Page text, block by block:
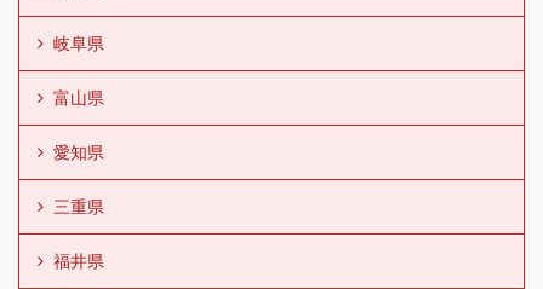
岐阜県
富山県
愛知県
三重県
福井県